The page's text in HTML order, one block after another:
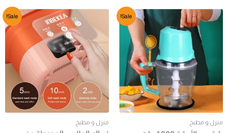
Sale!
منزل و مطبخ
Sale!
منزل و مطبخ